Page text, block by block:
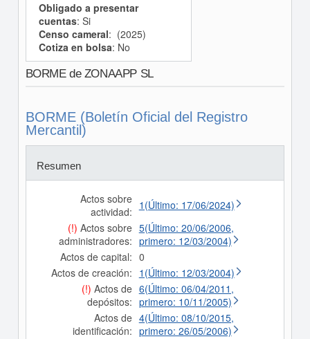
Obligado a presentar
cuentas: Si
Censo cameral: (2025)
Cotiza en bolsa: No
BORME de ZONAAPP SL
BORME (Boletín Oficial del Registro
Mercantil)
Resumen
Actos sobre
actividad: 1(Último: 17/06/2024)
(!) Actos sobre
administradores:
5(Último: 20/06/2006,
primero: 12/03/2004)
Actos de capital: 0
Actos de creación: 1(Último: 12/03/2004)
(!) Actos de
depósitos:
6(Último: 06/04/2011,
primero: 10/11/2005)
Actos de
identificación:
4(Último: 08/10/2015,
primero: 26/05/2006)